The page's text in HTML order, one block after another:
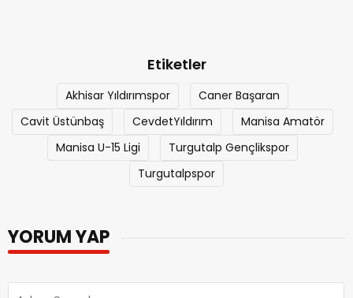
Etiketler
Akhisar Yıldırımspor
Caner Başaran
Cavit Üstünbaş
CevdetYıldırım
Manisa Amatör
Manisa U-15 Ligi
Turgutalp Gençlikspor
Turgutalpspor
YORUM YAP